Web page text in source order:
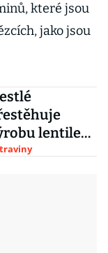
které jsou
jako jsou
lentilek
do